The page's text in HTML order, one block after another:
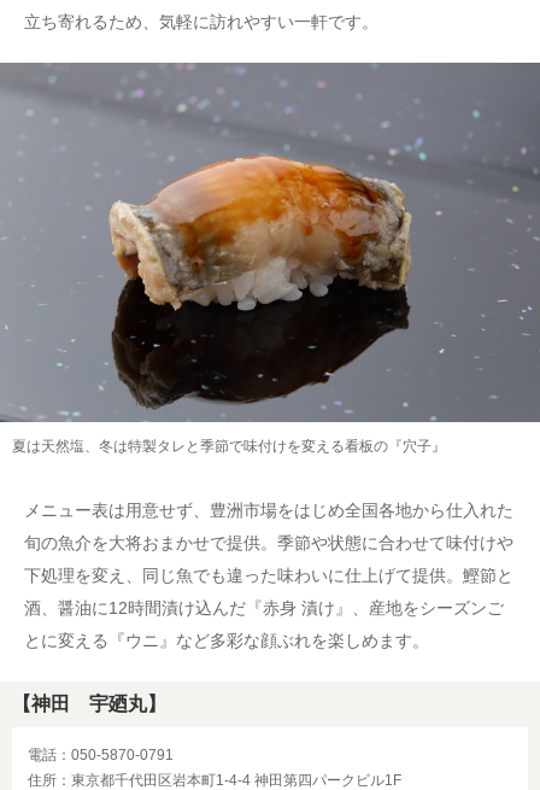
立ち寄れるため、気軽に訪れやすい一軒です。
夏は天然塩、冬は特製タレと季節で味付けを変える看板の『穴子』
メニュー表は用意せず、豊洲市場をはじめ全国各地から仕入れた
旬の魚介を大将おまかせで提供。季節や状態に合わせて味付けや
下処理を変え、同じ魚でも違った味わいに仕上げて提供。鰹節と
酒、醤油に12時間漬け込んだ『赤身 漬け』、産地をシーズンご
とに変える『ウニ』など多彩な顔ぶれを楽しめます。
【神田 宇廼丸】
電話：050-5870-0791
住所：東京都千代田区岩本町1-4-4 神田第四パークビル1F